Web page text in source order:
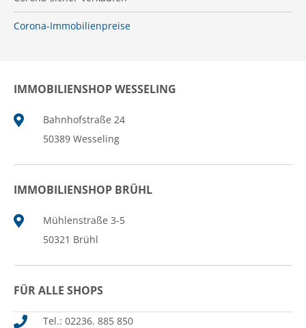
Corona-Immobilienpreise
IMMOBILIENSHOP WESSELING
Bahnhofstraße 24
50389 Wesseling
IMMOBILIENSHOP BRÜHL
Mühlenstraße 3-5
50321 Brühl
FÜR ALLE SHOPS
Tel.: 02236. 885 850